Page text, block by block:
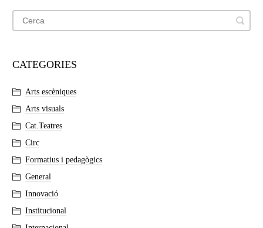
CATEGORIES
Arts escèniques
Arts visuals
Cat.Teatres
Circ
Formatius i pedagògics
General
Innovació
Institucional